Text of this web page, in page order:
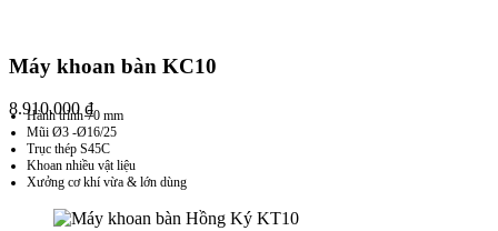
Máy khoan bàn KC10
8.910.000 ₫
Hành trình 70 mm
Mũi Ø3 -Ø16/25
Trục thép S45C
Khoan nhiều vật liệu
Xưởng cơ khí vừa & lớn dùng